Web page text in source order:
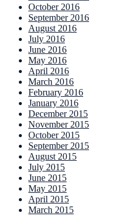
October 2016
September 2016
August 2016
July 2016
June 2016
May 2016
April 2016
March 2016
February 2016
January 2016
December 2015
November 2015
October 2015
September 2015
August 2015
July 2015
June 2015
May 2015
April 2015
March 2015